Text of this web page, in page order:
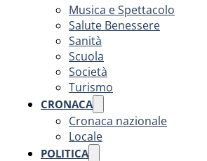
Musica e Spettacolo
Salute Benessere
Sanità
Scuola
Società
Turismo
CRONACA
Cronaca nazionale
Locale
POLITICA